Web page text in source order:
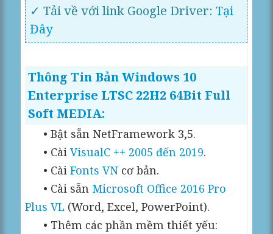
✓ Tải về với link Google Driver:Tại
Đây
Thông Tin Bản Windows 10
Enterprise LTSC 22H2 64Bit Full
Soft MEDIA:
• Bật sẵn NetFramework 3,5.
• CàiVisualC ++ 2005 đến 2019.
• CàiFonts VN cơ bản.
• Cài sẵn Microsoft Office 2016 Pro
Plus VL (Word, Excel, PowerPoint).
• Thêm các phần mềm thiết yếu: